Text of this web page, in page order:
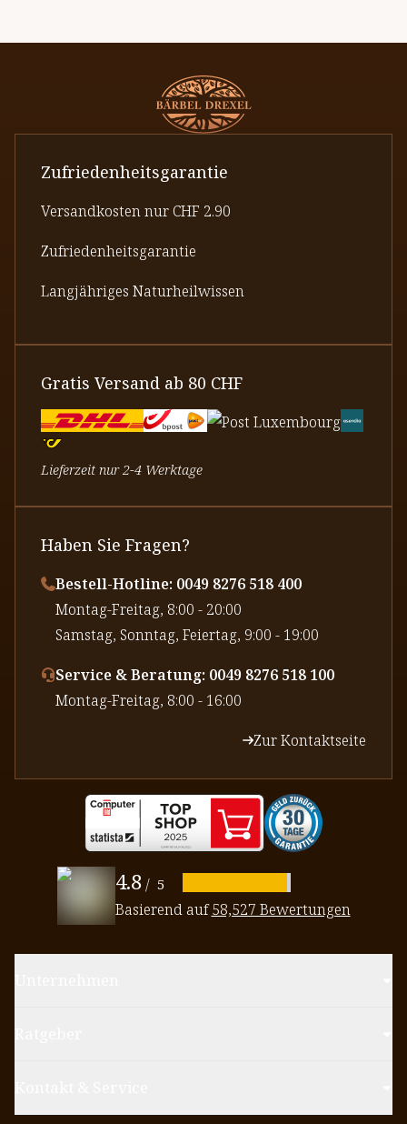
Zufriedenheitsgarantie
Versandkosten nur CHF 2.90
Zufriedenheitsgarantie
Langjähriges Naturheilwissen
Gratis Versand ab 80 CHF
Lieferzeit nur 2-4 Werktage
Haben Sie Fragen?
Bestell-Hotline: 0049 8276 518 400
⁠Montag-Freitag, 8:00 - 20:00
⁠Samstag, Sonntag, Feiertag, 9:00 - 19:00
Service & Beratung: 0049 8276 518 100
⁠Montag-Freitag, 8:00 - 16:00
Zur Kontaktseite
4.8 / 5
Basierend auf58,527 Bewertungen